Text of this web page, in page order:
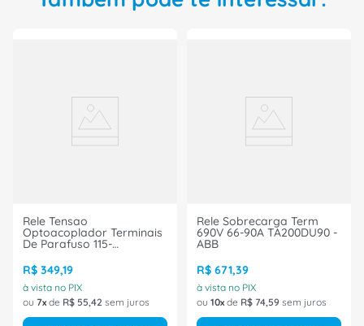
Rele Tensao
Optoacoplador Terminais
De Parafuso 115-
1SNA645022R2700 ABB
R$ 349,19
à vista no PIX
ou 7 de R$ 55,42 sem juros
Rele Sobrecarga Term
690V 66-90A TA200DU90 -
ABB
R$ 671,39
à vista no PIX
ou 10 de R$ 74,59 sem juros